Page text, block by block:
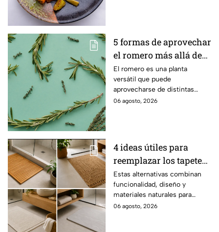
5 formas de aprovechar
el romero más allá de
la cocina
El romero es una planta
versátil que puede
aprovecharse de distintas
maneras en el hogar, desde la
06 agosto, 2026
4 ideas útiles para
reemplazar los tapetes
de baño por opciones
más naturales y
aesthetics
Estas alternativas combinan
funcionalidad, diseño y
materiales naturales para
renovar tu baño.
06 agosto, 2026